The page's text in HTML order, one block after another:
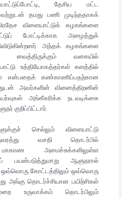
தேசிய மட்ட
தமது பணி முடிந்ததாகக்
பிரதேச விளையாட்டுக் கழகங்களை
போட்டிக்காக அழைத்துக்
அந்தக் கழகங்களை
வைத்திருக்கும் வகையில்
உத்தியோகத்தர்கள் களத்தில்
என்பதைக் கண்காணிப்பதற்கான
அவர்களின் வினைத்திறனின்
அங்கீகரிக்க நடவடிக்கை
குறிப்பிட்டார்.
செல்லும் விளையாட்டு
வசதி தொடர்பில்
மாகாண அமைச்சுக்களிலுள்ள
பயன்படுத்துமாறு ஆளுநரால்
ஒவ்வொரு கோட்டத்திலும் ஒவ்வொரு
அங்கு தொடர்ச்சியான பயிற்சிகள்
உருவாக்கம் தொடர்பிலும்